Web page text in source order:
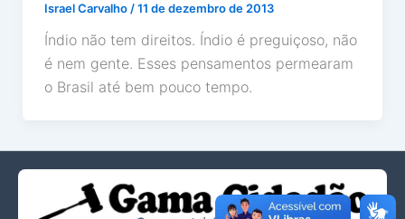
Israel Carvalho/11 de dezembro de 2013
Índio não tem direitos. Índio é preguiçoso, não
é nem gente. Esses pensamentos permearam
o Brasil até bem pouco tempo.